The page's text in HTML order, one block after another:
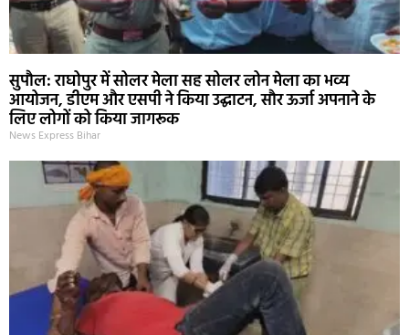
सुपौल: राघोपुर में सोलर मेला सह सोलर लोन मेला का भव्य
आयोजन, डीएम और एसपी ने किया उद्घाटन, सौर ऊर्जा अपनाने के
लिए लोगों को किया जागरूक
News Express Bihar